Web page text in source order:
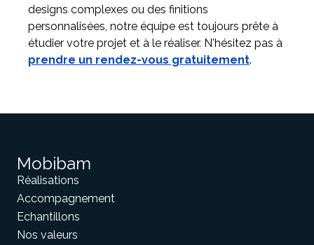
designs complexes ou des finitions
personnalisées, notre équipe est toujours prête à
étudier votre projet et à le réaliser. N'hésitez pas à
prendre un rendez-vous gratuitement.
Mobibam
Réalisations
Accompagnement
Echantillons
Nos valeurs